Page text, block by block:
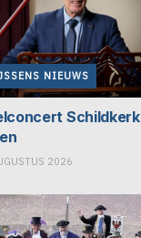
NIEUWS
Schildkerk
2026